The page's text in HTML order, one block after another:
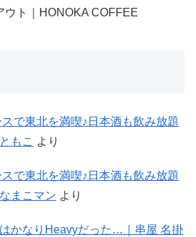
ウト｜HONOKA COFFEE
で東北を満喫♪日本酒も飲み放題
ともこ より
で東北を満喫♪日本酒も飲み放題
なまこマン より
かなりHeavyだった…｜串屋 名掛